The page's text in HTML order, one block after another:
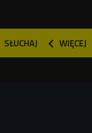
SŁUCHAJ  WIĘCEJ
